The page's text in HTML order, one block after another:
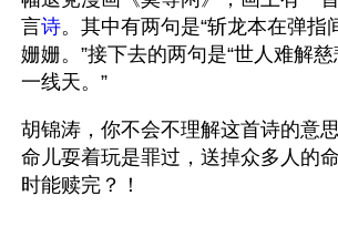
言诗。其中有两句是“斩龙本在弹指
姗姗。”接下去的两句是“世人难解
一线天。”
胡锦涛，你不会不理解这首诗的意
命儿耍着玩是罪过，送掉众多人的
时能赎完？！